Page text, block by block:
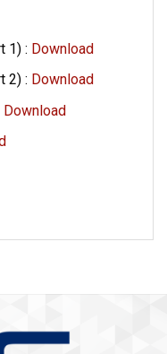
1) : Download
2) : Download
Download